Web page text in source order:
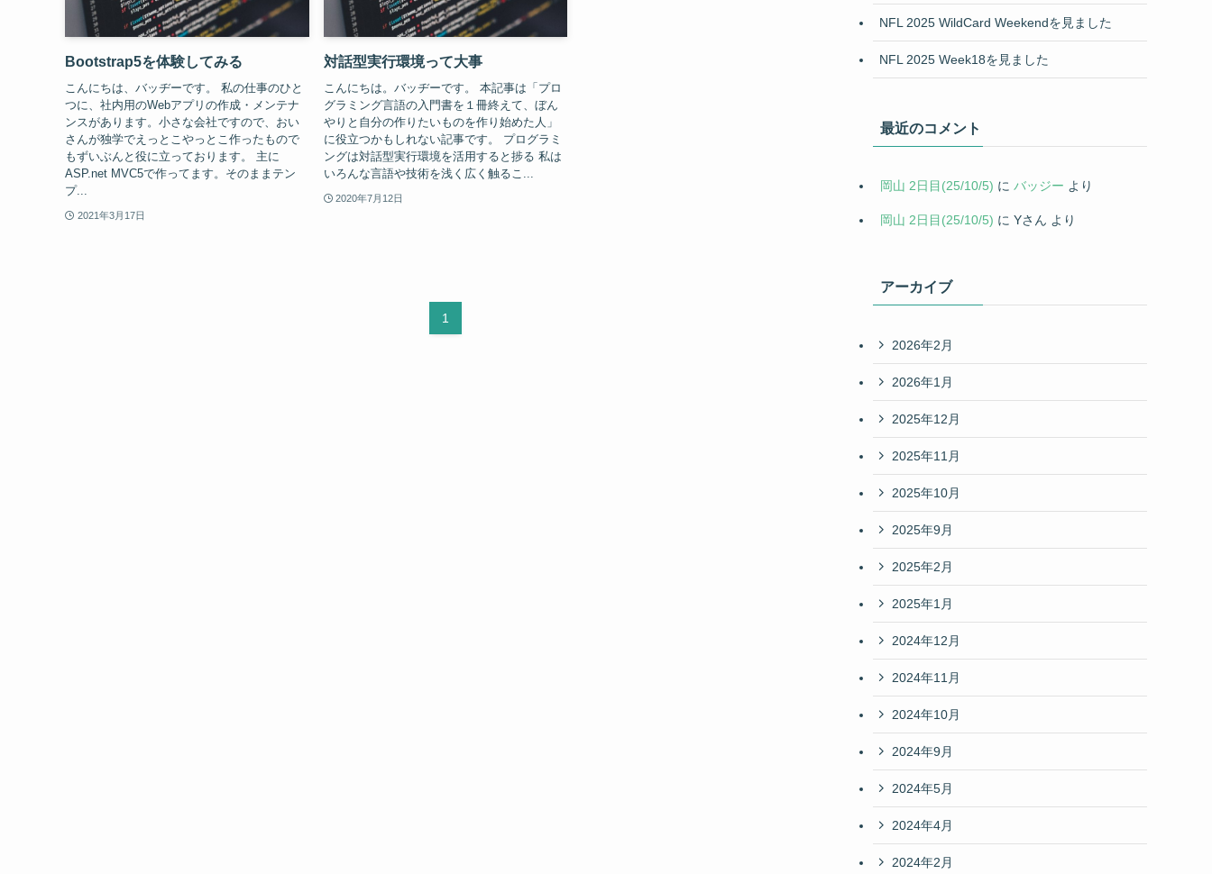
Bootstrap5を体験してみる
こんにちは、バッヂーです。 私の仕事のひと
つに、社内用のWebアプリの作成・メンテナ
ンスがあります。小さな会社ですので、おい
さんが独学でえっとこやっとこ作ったもので
もずいぶんと役に立っております。 主に
ASP.net MVC5で作ってます。そのままテン
プ...
2021年3月17日
対話型実行環境って大事
こんにちは。バッヂーです。 本記事は「プロ
グラミング言語の入門書を１冊終えて、ぼん
やりと自分の作りたいものを作り始めた人」
に役立つかもしれない記事です。 プログラミ
ングは対話型実行環境を活用すると捗る 私は
いろんな言語や技術を浅く広く触るこ...
2020年7月12日
1
NFL 2025 WildCard Weekendを見ました
NFL 2025 Week18を見ました
最近のコメント
岡山 2日目(25/10/5) に バッジー より
岡山 2日目(25/10/5) に Yさん より
アーカイブ
2026年2月
2026年1月
2025年12月
2025年11月
2025年10月
2025年9月
2025年2月
2025年1月
2024年12月
2024年11月
2024年10月
2024年9月
2024年5月
2024年4月
2024年2月